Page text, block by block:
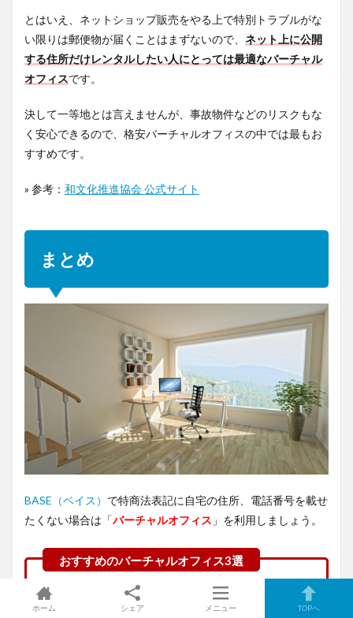
とはいえ、ネットショップ販売をやる上で特別トラブルがな
い限りは郵便物が届くことはまずないので、 ネット上に公開
する住所だけレンタルしたい人にとっては最適なバーチャル
オフィスです。
決して一等地とは言えませんが、事故物件などのリスクもな
く安心できるので、格安バーチャルオフィスの中では最もお
すすめです。
» 参考： 和文化推進協会 公式サイト
まとめ
BASE（ベイス） で特商法表記に自宅の住所、電話番号を載せ
たくない場合は「バーチャルオフィス 」を利用しましょう。
NAWABARI（ナワバリ） 東京都の目黒・新宿
。
月1,078円〜
ホーム シェア メニュー TOPへ